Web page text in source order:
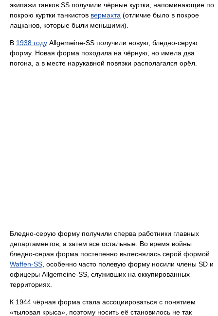
экипажи танков SS получили чёрные куртки, напоминающие по
покрою куртки танкистов вермахта (отличие было в покрое
лацканов, которые были меньшими).
В 1938 году Allgemeine-SS получили новую, бледно-серую
форму. Новая форма походила на чёрную, но имела два
погона, а в месте нарукавной повязки располагался орёл.
Бледно-серую форму получили сперва работники главных
департаментов, а затем все остальные. Во время войны
бледно-серая форма постепенно вытеснялась серой формой
Waffen-SS , особенно часто полевую форму носили члены SD и
офицеры Allgemeine-SS, служивших на оккупированных
территориях.
К 1944 чёрная форма стала ассоциироваться с понятием
«тыловая крыса», поэтому носить её становилось не так